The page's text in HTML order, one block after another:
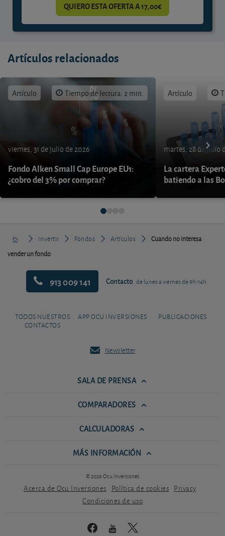
QUIERO ESTA OFERTA A 17,00€
Artículos relacionados
Artículo Tiempo de lectura: 2 min.
viernes, 31 de julio de 2026
Fondo Alken Small Cap Europe EU1:
¿cobro del 3% por comprar?
Artículo
martes, 28 de julio
La cartera
batiendo a las
Invertir Fondos Artículos
Cuando no interesa
vender un fondo
913 009 141 Contacto de lunes a viernes de 9h-14h
TODOS NUESTROS
CONTACTOS
APP OCU INVERSIONES PUBLICACIONES
Newsletter
SALA DE PRENSA
COMPARADORES
CALCULADORAS
MÁS INFORMACIÓN
© 2026 Ocu Inversiones
Acerca de Ocu Inversiones Política de cookies Privacy
Condiciones de uso